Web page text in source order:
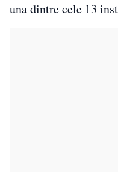
una dintre cele 13